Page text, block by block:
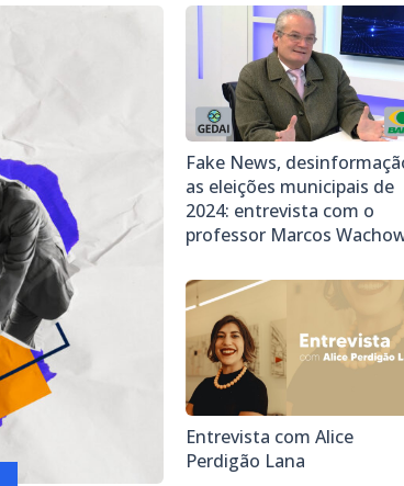
Fake News,
as eleições municipais de
2024: entrevista com o
professor Marcos
Entrevista com Alice
Perdigão Lana